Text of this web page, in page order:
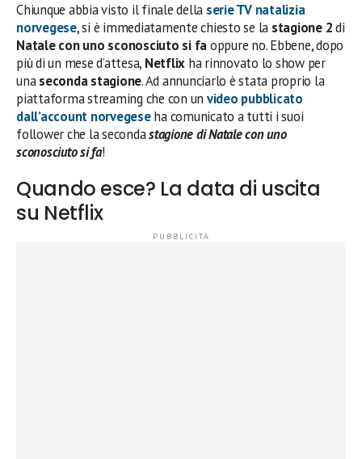
Chiunque abbia visto il finale della serie TV natalizia
norvegese, si è immediatamente chiesto se la stagione 2di
Natale con uno sconosciuto si faoppure no. Ebbene, dopo
più di un mese d’attesa, Netflix ha rinnovato lo show per
unaseconda stagione. Ad annunciarlo è stata proprio la
piattaforma streaming che con un video pubblicato
dall’account norvegeseha comunicato a tutti i suoi
follower che la secondastagione di Natale con uno
sconosciuto si fa!
Quando esce? La data di uscita
su Netflix